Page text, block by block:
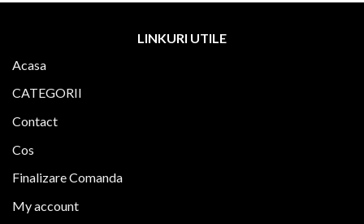
LINKURI UTILE
Acasa
CATEGORII
Contact
Cos
Finalizare Comanda
My account